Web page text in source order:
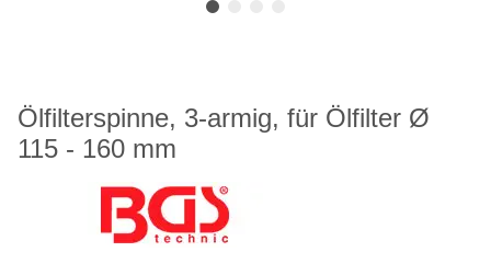
Ölfilterspinne, 3-armig, für Ölfilter Ø
115 - 160 mm